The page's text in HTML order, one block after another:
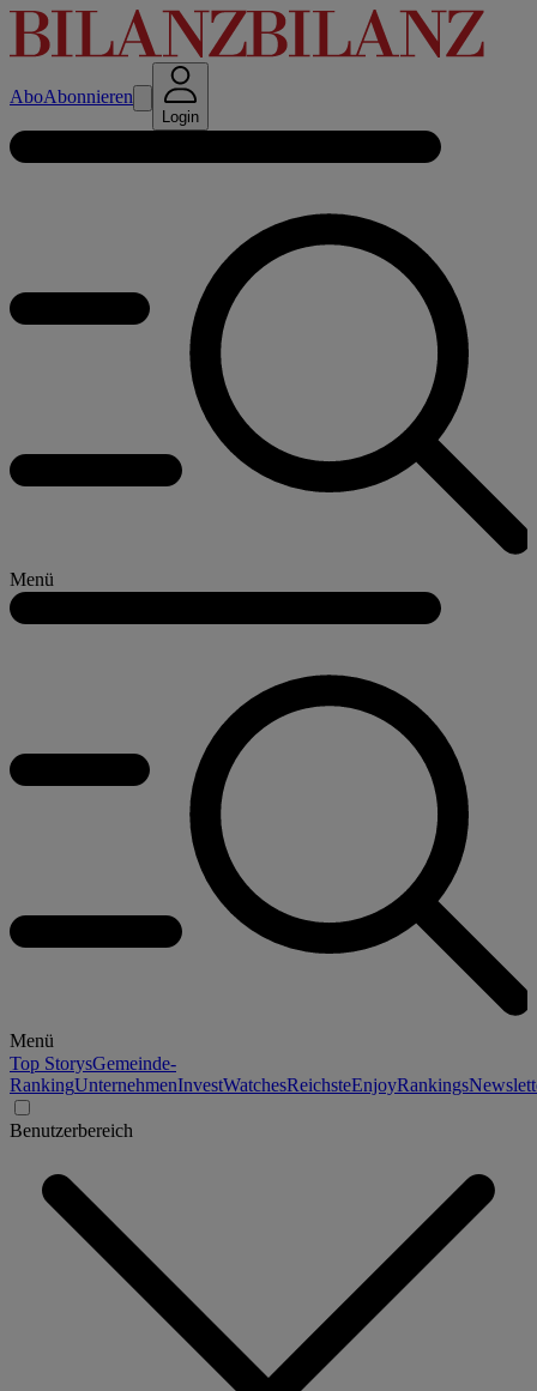
AboAbonnieren
Login
Menü
Menü
Top StorysGemeinde-
RankingUnternehmenInvestWatchesReichsteEnjoyRankings
Benutzerbereich